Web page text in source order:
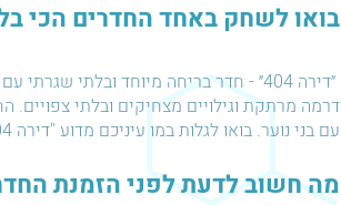
בואו לשחק באחד החדרים הכי
״דירה 404״ - חדר בריחה מיוחד ובלתי
דרמה מרתקת וגילויים מצחיקים ובלתי
עם בני נוער. בואו לגלות במו עיניכם מדוע "דירה 404" הוא אחד החדרים המקוריים ביותר שיצרנו.
מה חשוב לדעת לפני הזמנת